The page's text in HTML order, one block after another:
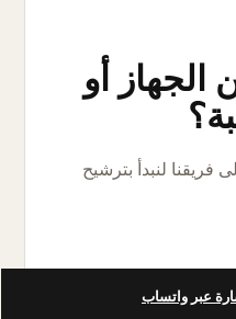
أو
فريقنا لنبدأ بترشيح
عبر واتساب